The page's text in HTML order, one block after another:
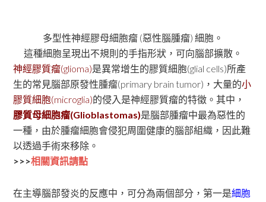
多型性神經膠母細胞瘤 (惡性腦腫瘤) 細胞。
這種細胞呈現出不規則的手指形狀，可向腦部擴散。
神經膠質瘤(glioma)是異常增生的膠質細胞(glial cells)所產
生的常見腦部原發性腫瘤(primary brain tumor)，大量的小
膠質細胞(microglia)的侵入是神經膠質瘤的特徵。其中，
膠質母細胞瘤(Glioblastomas)是腦部腫瘤中最為惡性的
一種，由於腫瘤細胞會侵犯周圍健康的腦部組織，因此難
以透過手術來移除。
>>>相關資訊請點
在主導腦部發炎的反應中，可分為兩個部分，第一是細胞